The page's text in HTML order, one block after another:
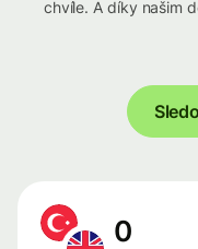
chvíle. A díky našim
0